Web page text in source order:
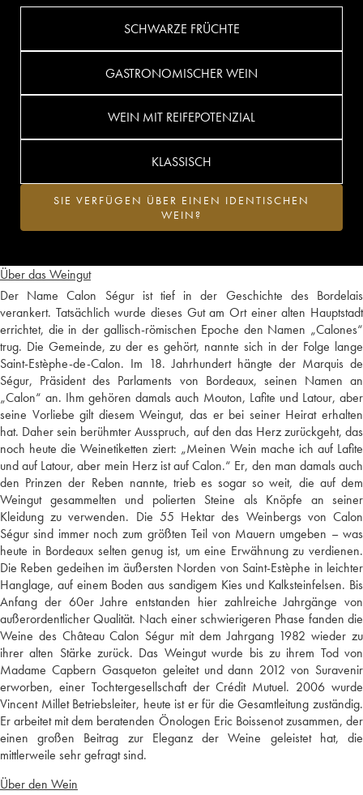
Über das Weingut
Der Name Calon Ségur ist tief in der Geschichte des Bordelais
verankert. Tatsächlich wurde dieses Gut am Ort einer alten Hauptstadt
errichtet, die in der gallisch-römischen Epoche den Namen „Calones“
trug. Die Gemeinde, zu der es gehört, nannte sich in der Folge lange
Saint-Estèphe-de-Calon. Im 18. Jahrhundert hängte der Marquis de
Ségur, Präsident des Parlaments von Bordeaux, seinen Namen an
„Calon“ an. Ihm gehören damals auch Mouton, Lafite und Latour, aber
seine Vorliebe gilt diesem Weingut, das er bei seiner Heirat erhalten
hat. Daher sein berühmter Ausspruch, auf den das Herz zurückgeht, das
noch heute die Weinetiketten ziert: „Meinen Wein mache ich auf Lafite
und auf Latour, aber mein Herz ist auf Calon.“ Er, den man damals auch
den Prinzen der Reben nannte, trieb es sogar so weit, die auf dem
Weingut gesammelten und polierten Steine als Knöpfe an seiner
Kleidung zu verwenden. Die 55 Hektar des Weinbergs von Calon
Ségur sind immer noch zum größten Teil von Mauern umgeben – was
heute in Bordeaux selten genug ist, um eine Erwähnung zu verdienen.
Die Reben gedeihen im äußersten Norden von Saint-Estèphe in leichter
Hanglage, auf einem Boden aus sandigem Kies und Kalksteinfelsen. Bis
Anfang der 60er Jahre entstanden hier zahlreiche Jahrgänge von
außerordentlicher Qualität. Nach einer schwierigeren Phase fanden die
Weine des Château Calon Ségur mit dem Jahrgang 1982 wieder zu
ihrer alten Stärke zurück. Das Weingut wurde bis zu ihrem Tod von
Madame Capbern Gasqueton geleitet und dann 2012 von Suravenir
erworben, einer Tochtergesellschaft der Crédit Mutuel. 2006 wurde
Vincent Millet Betriebsleiter, heute ist er für die Gesamtleitung zuständig.
Er arbeitet mit dem beratenden Önologen Eric Boissenot zusammen, der
einen großen Beitrag zur Eleganz der Weine geleistet hat, die
mittlerweile sehr gefragt sind.
Über den Wein
SCHWARZE FRÜCHTE
GASTRONOMISCHER WEIN
WEIN MIT REIFEPOTENZIAL
KLASSISCH
SIE VERFÜGEN ÜBER EINEN IDENTISCHEN
WEIN?